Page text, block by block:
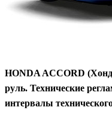
HONDA ACCORD
руль. Технические
интервалы